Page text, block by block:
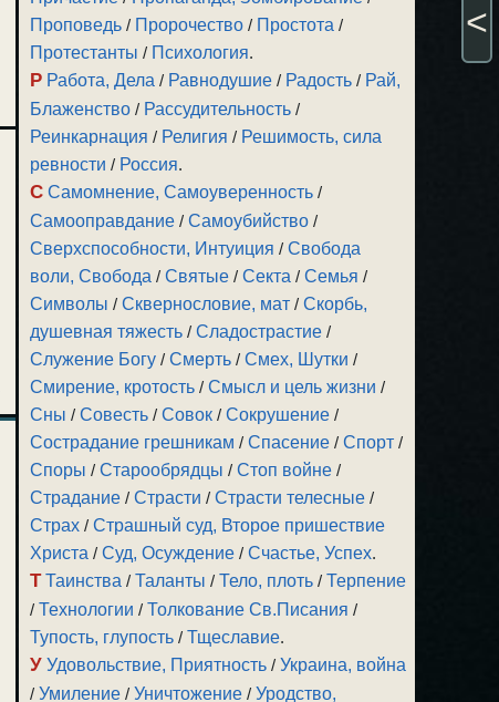
Проповедь / Пророчество / Простота /
Протестанты / Психология.
Р Работа, Дела / Равнодушие / Радость / Рай,
Блаженство / Рассудительность /
Реинкарнация / Религия / Решимость, сила
ревности / Россия.
С Самомнение, Самоуверенность /
Самооправдание /Самоубийство /
Сверхспособности, Интуиция /Свобода
воли, Свобода /Святые /Секта /Семья /
Символы /Сквернословие, мат /Скорбь,
душевная тяжесть /Сладострастие /
Служение Богу /Смерть /Смех, Шутки /
Смирение, кротость /Смысл и цель жизни /
Сны /Совесть /Совок /Сокрушение /
Сострадание грешникам /Спасение /Спорт /
Споры /Старообрядцы /Стоп войне /
Страдание /Страсти /Страсти телесные /
Страх /Страшный суд, Второе пришествие
Христа /Суд, Осуждение /Счастье, Успех.
Т Таинства /Таланты /Тело, плоть /Терпение
/Технологии /Толкование Св.Писания /
Тупость, глупость /Тщеславие.
У Удовольствие, Приятность /Украина, война
/Умиление /Уничтожение /Уродство,
<